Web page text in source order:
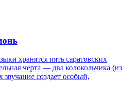
хранятся пять саратовских
черта — два колокольчика (из
создает особый,